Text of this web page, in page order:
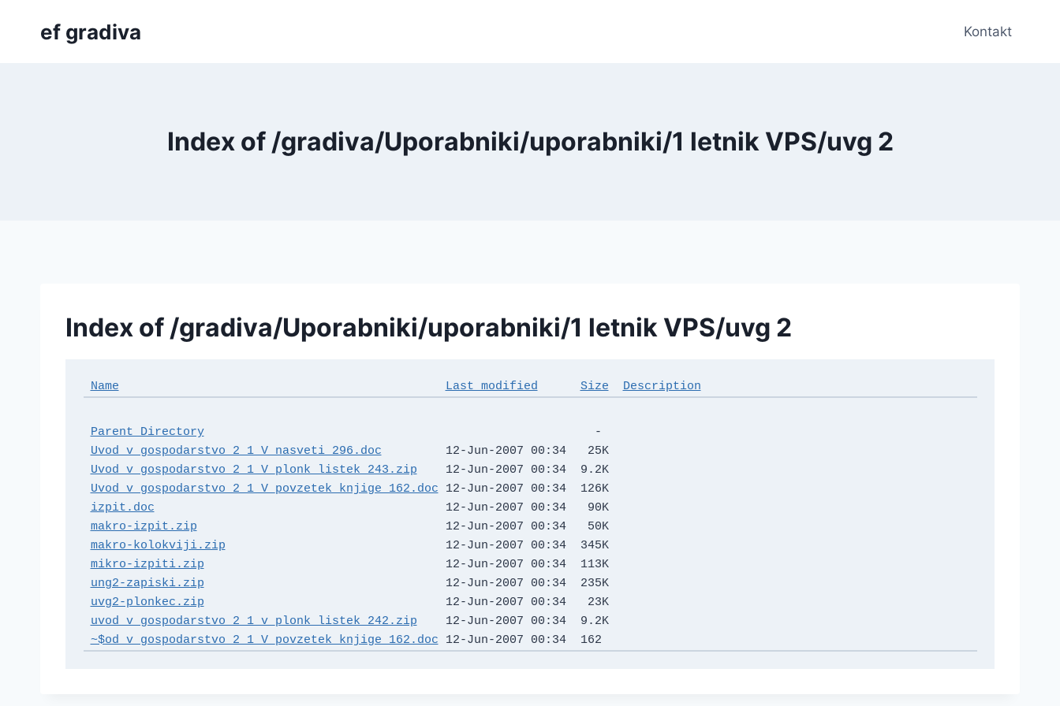
ef gradiva Kontakt
Index of /gradiva/Uporabniki/uporabniki/1 letnik VPS/uvg 2
Index of /gradiva/Uporabniki/uporabniki/1 letnik VPS/uvg 2
Name Last modified Size Description
Parent Directory
                                                       -
Uvod_v_gospodarstvo_2_1_V_nasveti_296.doc
         12-Jun-2007 00:34   25K
Uvod_v_gospodarstvo_2_1_V_plonk_listek_243.zip
    12-Jun-2007 00:34  9.2K
Uvod_v_gospodarstvo_2_1_V_povzetek_knjige_162.doc 12-Jun-2007 00:34  126K
izpit.doc
                                         12-Jun-2007 00:34   90K
makro-izpit.zip
                                   12-Jun-2007 00:34   50K
makro-kolokviji.zip
                               12-Jun-2007 00:34  345K
mikro-izpiti.zip
                                  12-Jun-2007 00:34  113K
ung2-zapiski.zip
                                  12-Jun-2007 00:34  235K
uvg2-plonkec.zip
                                  12-Jun-2007 00:34   23K
uvod_v_gospodarstvo_2_1_v_plonk_listek_242.zip
    12-Jun-2007 00:34  9.2K
~$od_v_gospodarstvo_2_1_V_povzetek_knjige_162.doc